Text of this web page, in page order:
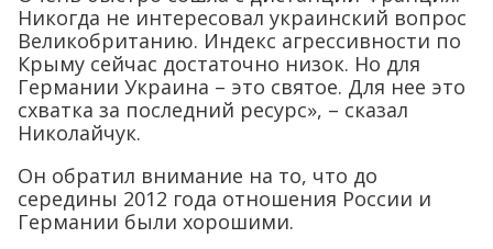
Никогда не интересовал украинский вопрос
Великобританию. Индекс агрессивности по
Крыму сейчас достаточно низок. Но для
Германии Украина – это святое. Для нее это
схватка за последний ресурс», – сказал
Николайчук.
Он обратил внимание на то, что до
середины 2012 года отношения России и
Германии были хорошими.